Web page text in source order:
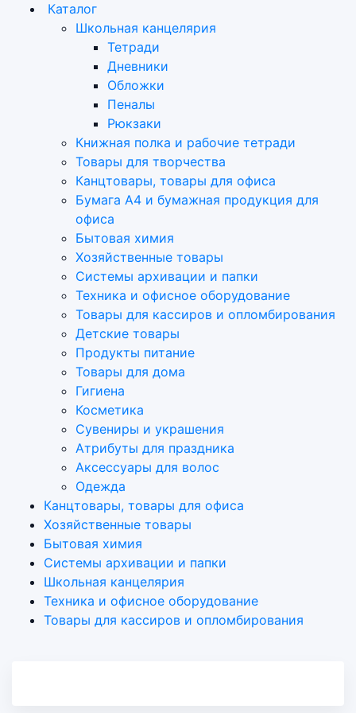
Каталог
Школьная канцелярия
Тетради
Дневники
Обложки
Пеналы
Рюкзаки
Книжная полка и рабочие тетради
Товары для творчества
Канцтовары, товары для офиса
Бумага А4 и бумажная продукция для
офиса
Бытовая химия
Хозяйственные товары
Системы архивации и папки
Техника и офисное оборудование
Товары для кассиров и опломбирования
Детские товары
Продукты питание
Товары для дома
Гигиена
Косметика
Сувениры и украшения
Атрибуты для праздника
Аксеcсуары для волос
Одежда
Канцтовары, товары для офиса
Хозяйственные товары
Бытовая химия
Системы архивации и папки
Школьная канцелярия
Техника и офисное оборудование
Товары для кассиров и опломбирования